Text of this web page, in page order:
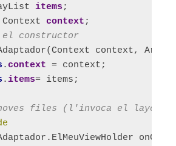
items ;
Context context ;
el constructor
context,
.context = context;
.items= items;
files (l'invoca el layout